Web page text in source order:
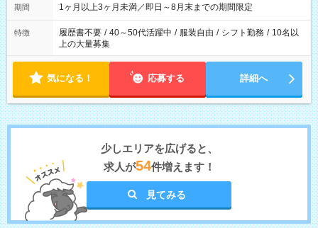
期間 1ヶ月以上3ヶ月未満／即日～8月末までの期間限定
特徴 履歴書不要 / 40～50代活躍中 / 服装自由 / シフト勤務 / 10名以
上の大量募集
気になる！ 応募する 詳細へ
少しエリアを広げると、
求人が54件増えます！
見てみる